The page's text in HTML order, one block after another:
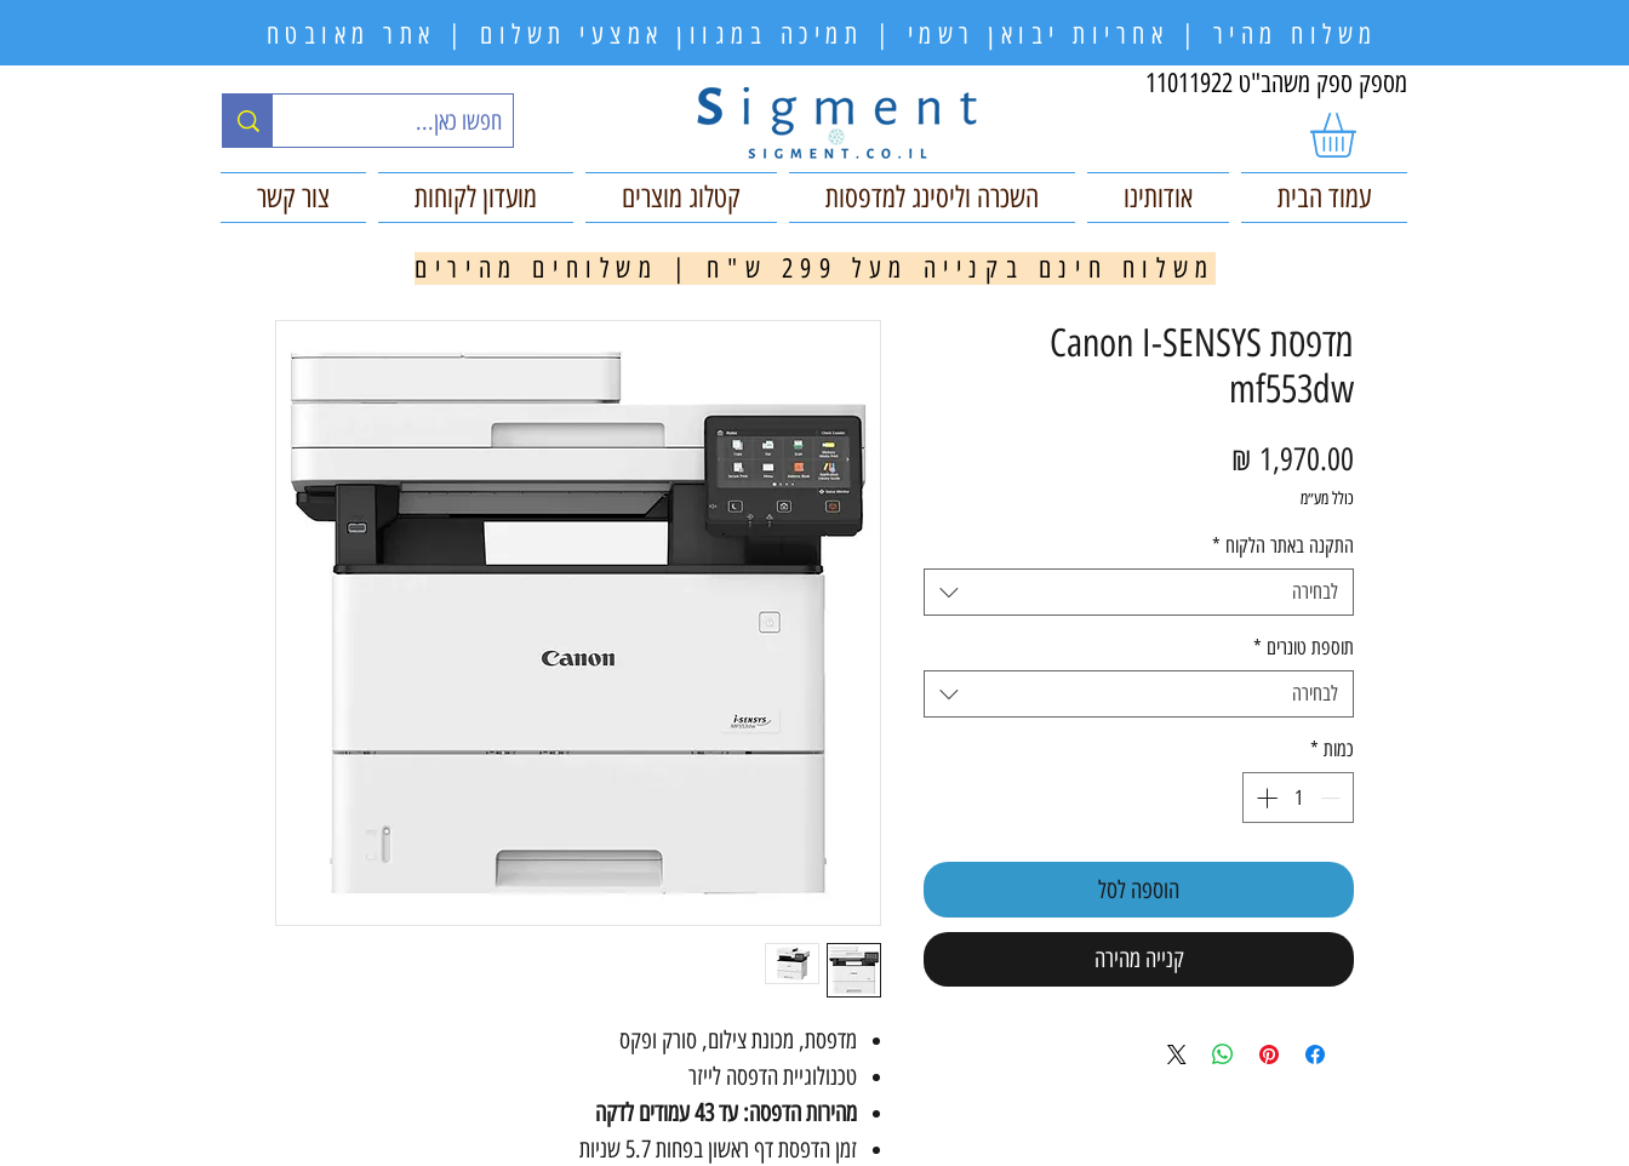
משלוח מהיר | אחריות יבואן רשמי | תמיכה במגוון אמצעי תשלום | אתר מאובטח
מספק ספק משהב"ט 11011922
עמוד הבית אודותינו השכרה וליסינג למדפסות קטלוג מוצרים מועדון לקוחות צור קשר
מ משלוח חינם בקנייה מעל 299 ש"ח | משלוחים מהירים
מדפסת, מכונת צילום, סורק ופקס
טכנולוגיית הדפסה לייזר
מהירות הדפסה: עד 43 עמודים לדקה
זמן הדפסת דף ראשון בפחות 5.7 שניות
מדפסת Canon I-SENSYS
mf553dw
כולל מע״מ
התקנה באתר הלקוח *
לבחירה
תוספת טונרים *
לבחירה
כמות *
הוספה לסל
קנייה מהירה